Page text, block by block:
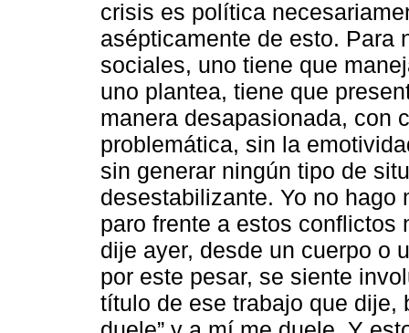
crisis es política
asépticamente de esto. Para
sociales, uno tiene que
uno plantea, tiene que
manera desapasionada, con
problemática, sin la
sin generar ningún tipo de
desestabilizante. Yo no
paro frente a estos conflictos
dije ayer, desde un cuerpo o
por este pesar, se siente
título de ese trabajo que dije,